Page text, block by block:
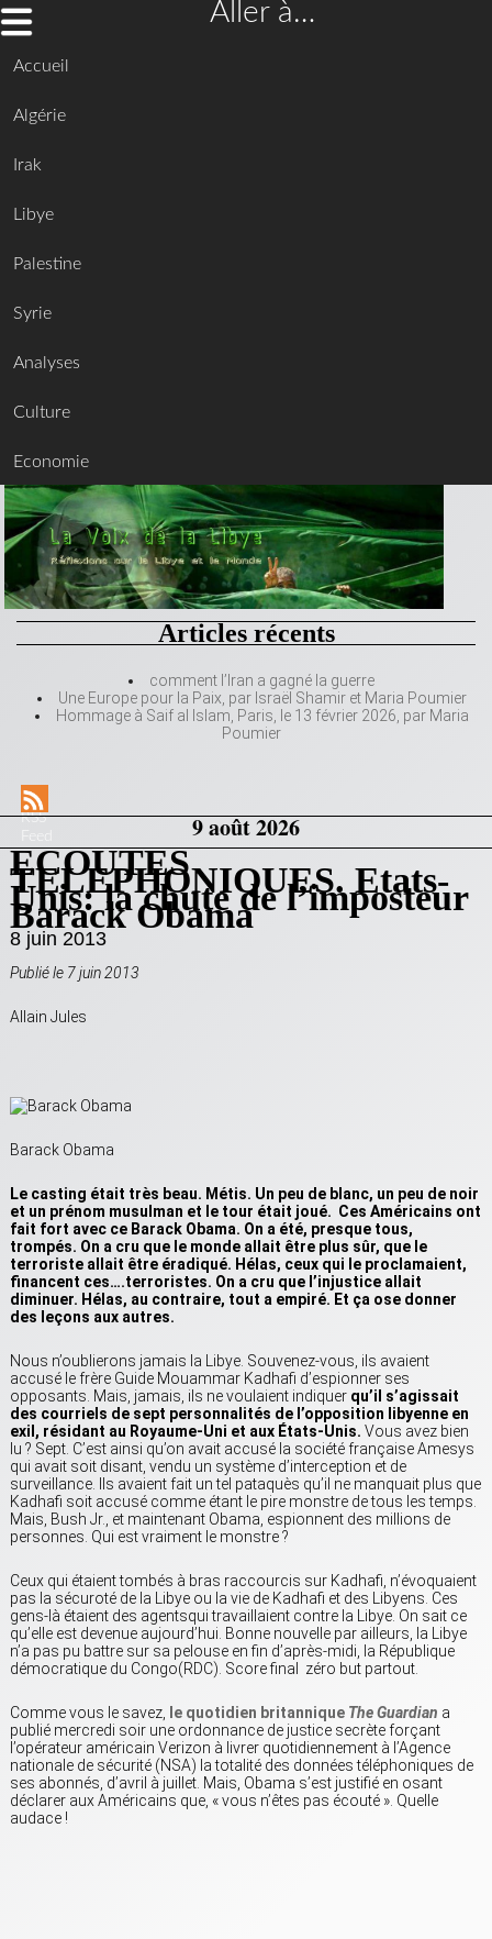
Aller à…
Accueil
Algérie
Irak
Libye
Palestine
Syrie
Analyses
Culture
Economie
Articles récents
comment l’Iran a gagné la guerre
Une Europe pour la Paix, par Israël Shamir et Maria Poumier
Hommage à Saif al Islam, Paris, le 13 février 2026, par Maria
Poumier
RSS
9 août 2026
ECOUTES
TELEPHONIQUES. Etats-
Unis: la chute de l’imposteur
Barack Obama
8 juin 2013
Publié le 7 juin 2013
Allain Jules
Barack Obama
Le casting était très beau. Métis. Un peu de blanc, un peu de noir
et un prénom musulman et le tour était joué. Ces Américains ont
fait fort avec ce Barack Obama. On a été, presque tous,
trompés. On a cru que le monde allait être plus sûr, que le
terroriste allait être éradiqué. Hélas, ceux qui le proclamaient,
financent ces….terroristes. On a cru que l’injustice allait
diminuer. Hélas, au contraire, tout a empiré. Et ça ose donner
des leçons aux autres.
Nous n’oublierons jamais la Libye. Souvenez-vous, ils avaient
accusé le frère Guide Mouammar Kadhafi d’espionner ses
opposants. Mais, jamais, ils ne voulaient indiquer qu’il s’agissait
des courriels de sept personnalités de l’opposition libyenne en
exil, résidant au Royaume-Uni et aux États-Unis. Vous avez bien
lu ? Sept. C’est ainsi qu’on avait accusé la société française Amesys
qui avait soit disant, vendu un système d’interception et de
surveillance. Ils avaient fait un tel pataquès qu’il ne manquait plus que
Kadhafi soit accusé comme étant le pire monstre de tous les temps.
Mais, Bush Jr., et maintenant Obama, espionnent des millions de
personnes. Qui est vraiment le monstre ?
Ceux qui étaient tombés à bras raccourcis sur Kadhafi, n’évoquaient
pas la sécuroté de la Libye ou la vie de Kadhafi et des Libyens. Ces
gens-là étaient des agentsqui travaillaient contre la Libye. On sait ce
qu’elle est devenue aujourd’hui. Bonne nouvelle par ailleurs, la Libye
n’a pas pu battre sur sa pelouse en fin d’après-midi, la République
démocratique du Congo(RDC). Score final zéro but partout.
Comme vous le savez, le quotidien britannique The Guardian a
publié mercredi soir une ordonnance de justice secrète forçant
l’opérateur américain Verizon à livrer quotidiennement à l’Agence
nationale de sécurité (NSA) la totalité des données téléphoniques de
ses abonnés, d’avril à juillet. Mais, Obama s’est justifié en osant
déclarer aux Américains que, « vous n’êtes pas écouté ». Quelle
audace !